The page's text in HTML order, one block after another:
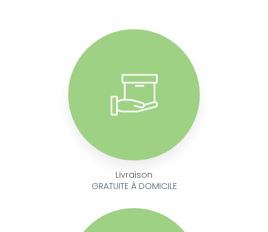
Livraison
GRATUITE À DOMICILE